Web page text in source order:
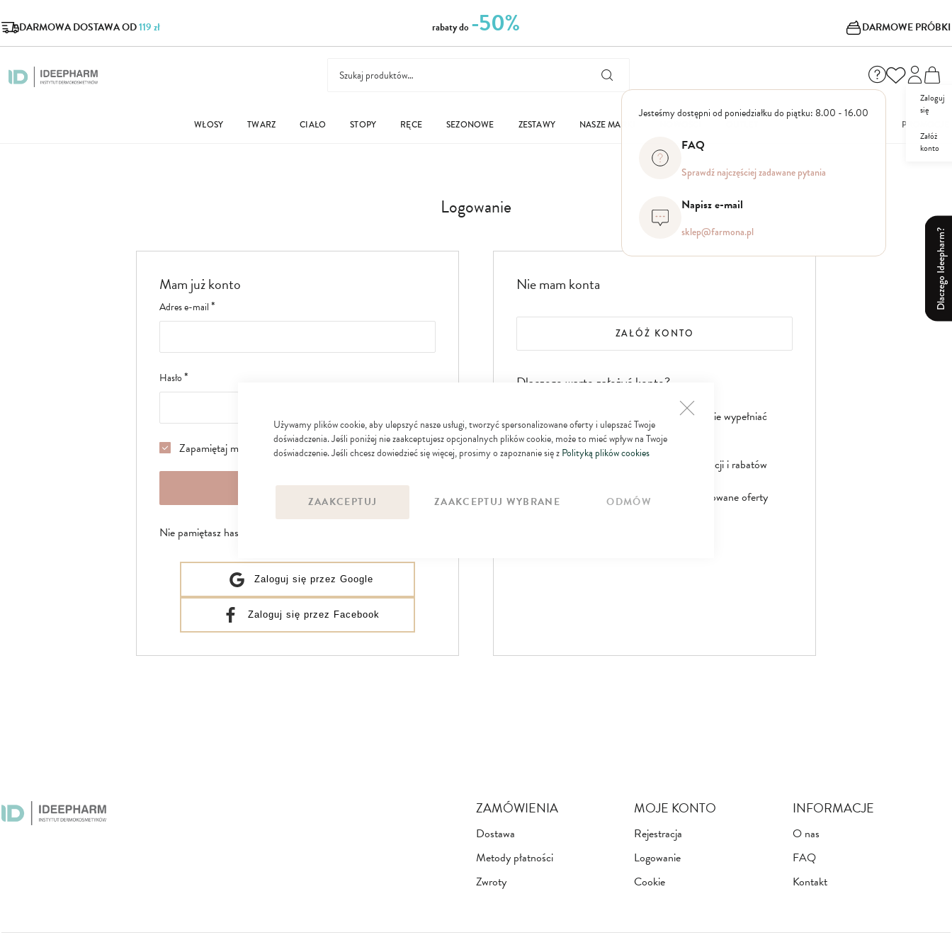
Używamy plików cookie, aby ulepszyć nasze usługi, tworzyć spersonalizowane oferty i ulepszać Twoje
doświadczenia. Jeśli poniżej nie zaakceptujesz opcjonalnych plików cookie, może to mieć wpływ na Twoje
doświadczenie. Jeśli chcesz dowiedzieć się więcej, prosimy o zapoznanie się zPolityką plików cookies
ZAAKCEPTUJ ZAAKCEPTUJ WYBRANE ODMÓW
DARMOWA DOSTAWA OD119 zł rabaty do -50% DARMOWE PRÓBKI
Jesteśmy dostępni od poniedziałku do piątku: 8.00 - 16.00
FAQ
Sprawdź najczęściej zadawane pytania
Napisz e-mail
sklep@farmona.pl
Zaloguj
się
Załóż
konto
Dlaczego Ideepharm?
WŁOSY TWARZ CIAŁO STOPY RĘCE SEZONOWE ZESTAWY NASZE MARKI PROMOCJE
Logowanie
Mam już konto
Adres e-mail
Hasło
Zapamiętaj mnie czytaj więcej
ZALOGUJ SIĘ
Nie pamiętasz hasła?
Zaloguj się przez Google
Zaloguj się przez Facebook
Nie mam konta
ZAŁÓŻ KONTO
Dlaczego warto założyć konto?
Przy następnej wizycie nie musisz powtórnie wypełniać
danych
Zyskujesz dostęp do ograniczonych promocji i rabatów
Możesz otrzymywać specjalne spersonalizowane oferty
ZAMÓWIENIA
Dostawa
Metody płatności
Zwroty
MOJE KONTO
Rejestracja
Logowanie
Cookie
INFORMACJE
O nas
FAQ
Kontakt